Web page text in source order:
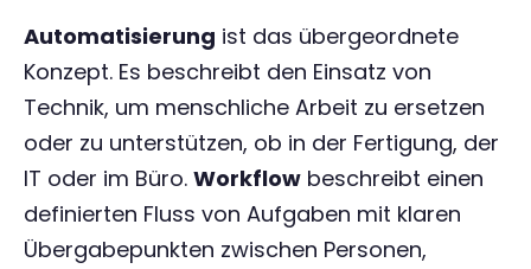
Automatisierung ist das übergeordnete
Konzept. Es beschreibt den Einsatz von
Technik, um menschliche Arbeit zu ersetzen
oder zu unterstützen, ob in der Fertigung, der
IT oder im Büro. Workflow beschreibt einen
definierten Fluss von Aufgaben mit klaren
Übergabepunkten zwischen Personen,